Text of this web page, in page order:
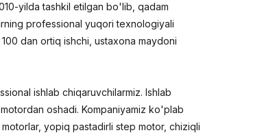
yilda tashkil etilgan bo'lib, qadam
professional yuqori texnologiyali
dan ortiq ishchi, ustaxona maydoni
ishlab chiqaruvchilarmiz. Ishlab
oshadi. Kompaniyamiz ko'plab
yopiq pastadirli step motor, chiziqli